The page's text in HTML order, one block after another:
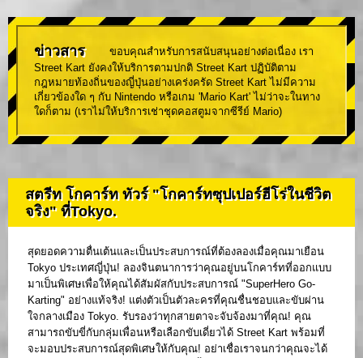
ข่าวสาร
ขอบคุณสำหรับการสนับสนุนอย่างต่อเนื่อง เรา
Street Kart ยังคงให้บริการตามปกติ Street Kart ปฏิบัติตาม
กฎหมายท้องถิ่นของญี่ปุ่นอย่างเคร่งครัด Street Kart ไม่มีความ
เกี่ยวข้องใด ๆ กับ Nintendo หรือเกม 'Mario Kart' ไม่ว่าจะในทาง
ใดก็ตาม (เราไม่ให้บริการเช่าชุดคอสตูมจากซีรีย์ Mario)
สตรีท โกคาร์ท ทัวร์ "โกคาร์ทซุปเปอร์ฮีโร่ในชีวิต
จริง" ที่Tokyo.
สุดยอดความตื่นเต้นและเป็นประสบการณ์ที่ต้องลองเมื่อคุณมาเยือน
Tokyo ประเทศญี่ปุ่น! ลองจินตนาการว่าคุณอยู่บนโกคาร์ทที่ออกแบบ
มาเป็นพิเศษเพื่อให้คุณได้สัมผัสกับประสบการณ์ "SuperHero Go-
Karting" อย่างแท้จริง! แต่งตัวเป็นตัวละครที่คุณชื่นชอบและขับผ่าน
ใจกลางเมือง Tokyo. รับรองว่าทุกสายตาจะจับจ้องมาที่คุณ! คุณ
สามารถขับขี่กับกลุ่มเพื่อนหรือเลือกขับเดี่ยวได้ Street Kart พร้อมที่
จะมอบประสบการณ์สุดพิเศษให้กับคุณ! อย่าเชื่อเราจนกว่าคุณจะได้